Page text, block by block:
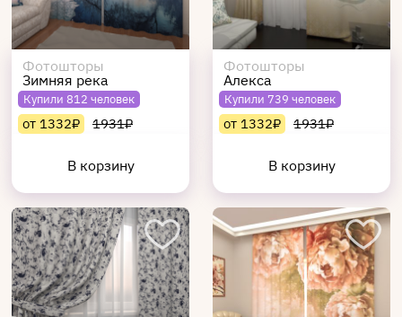
Фотошторы
Зимняя река
Купили 812 человек
от 1332₽ 1931₽
В корзину
Фотошторы
Алекса
Купили 739 человек
от 1332₽ 1931₽
В корзину